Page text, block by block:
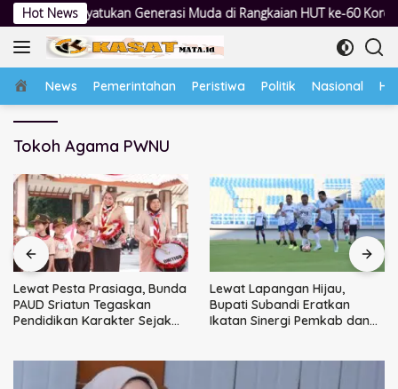
Langsung
ke
konten
Hot News
Generasi Muda di Rangkaian HUT ke-60 Korem Bhaskara Jaya
Home
News Pemerintahan Peristiwa Politik Nasional
Tokoh Agama PWNU
Lewat Pesta Prasiaga, Bunda
PAUD Sriatun Tegaskan
Pendidikan Karakter Sejak
Lewat Lapangan Hijau,
Bupati Subandi Eratkan
Ikatan Sinergi Pemkab dan